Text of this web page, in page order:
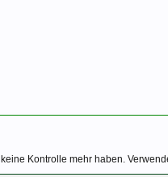
Kontrolle mehr haben.